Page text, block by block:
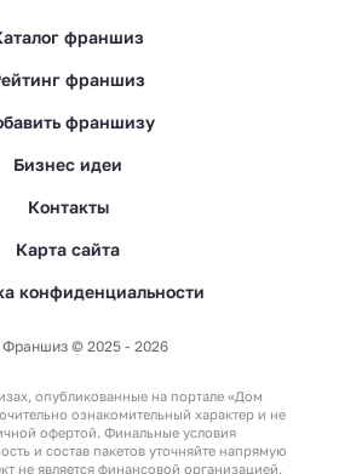
франшиз
франшиз
франшизу
Бизнес идеи
Контакты
Карта сайта
конфиденциальности
© 2025 - 2026